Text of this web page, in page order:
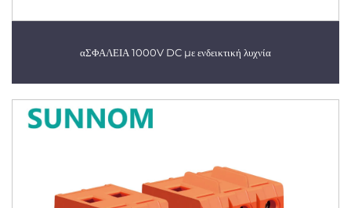
αΣΦΑΛΕΙΑ 1000V DC με ενδεικτική λυχνία